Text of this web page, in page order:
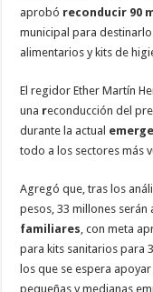
aprobó reconducir 90
municipal para
alimentarios y kits de
El regidor Ether Martín
una reconducción del
durante la actual
todo a los sectores más
Agregó que, tras los
pesos, 33 millones serán
familiares, con meta
para kits sanitarios para
los que se espera
pequeñas y medianas